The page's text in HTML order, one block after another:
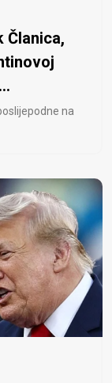
Članica,
na